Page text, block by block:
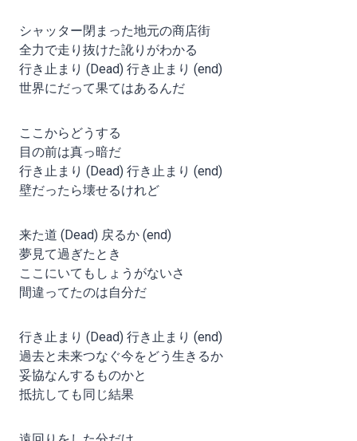
シャッター閉まった地元の商店街
全力で走り抜けた訛りがわかる
行き止まり (Dead) 行き止まり (end)
世界にだって果てはあるんだ
ここからどうする
目の前は真っ暗だ
行き止まり (Dead) 行き止まり (end)
壁だったら壊せるけれど
来た道 (Dead) 戻るか (end)
夢見て過ぎたとき
ここにいてもしょうがないさ
間違ってたのは自分だ
行き止まり (Dead) 行き止まり (end)
過去と未来つなぐ今をどう生きるか
妥協なんするものかと
抵抗しても同じ結果